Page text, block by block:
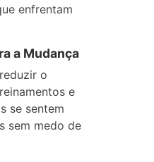
enfrentam
a Mudança
o
e
se sentem
sem medo de